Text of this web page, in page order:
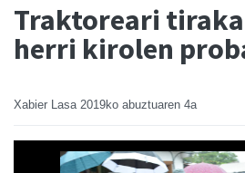
Traktoreari
herri kirolen
Xabier Lasa 2019ko abuztuaren 4a